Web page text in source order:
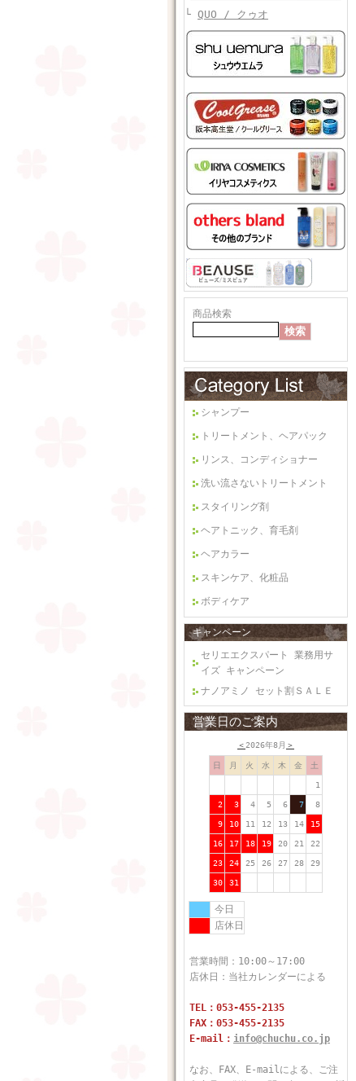
└ QUO / クゥオ
商品検索
シャンプー
トリートメント、ヘアパック
リンス、コンディショナー
洗い流さないトリートメント
スタイリング剤
ヘアトニック、育毛剤
ヘアカラー
スキンケア、化粧品
ボディケア
キャンペーン
セリエエクスパート 業務用サ
イズ キャンペーン
ナノアミノ セット割ＳＡＬＥ
営業日のご案内
＜ 2026年8月 ＞
日 月 火 水 木 金 土
1
2 3 4 5 6 7 8
9 10 11 12 13 14 15
16 17 18 19 20 21 22
23 24 25 26 27 28 29
30 31
今日
店休日
営業時間：10:00～17:00
店休日：当社カレンダーによる
TEL：053-455-2135
FAX：053-455-2135
E-mail： info@chuchu.co.jp
なお、FAX、E-mailによる、ご注